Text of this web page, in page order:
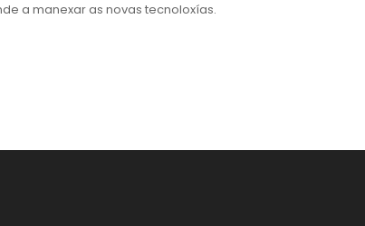
a manexar as novas tecnoloxías.